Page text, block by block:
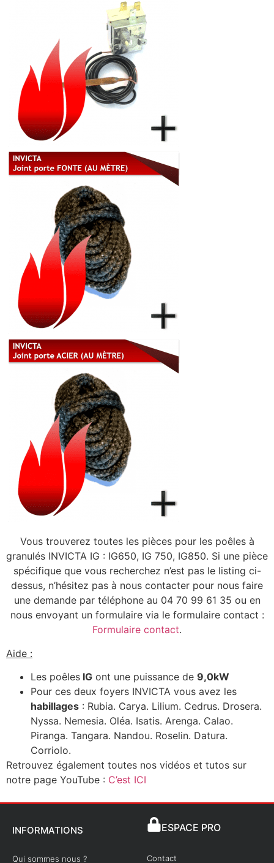
Vous trouverez toutes les pièces pour les poêles à
granulés INVICTA IG : IG650, IG 750, IG850. Si une pièce
spécifique que vous recherchez n’est pas le listing ci-
dessus, n’hésitez pas à nous contacter pour nous faire
une demande par téléphone au 04 70 99 61 35 ou en
nous envoyant un formulaire via le formulaire contact :
Formulaire contact.
Aide :
Les poêles IG ont une puissance de 9,0kW
Pour ces deux foyers INVICTA vous avez les
habillages : Rubia. Carya. Lilium. Cedrus. Drosera.
Nyssa. Nemesia. Oléa. Isatis. Arenga. Calao.
Piranga. Tangara. Nandou. Roselin. Datura.
Corriolo.
Retrouvez également toutes nos vidéos et tutos sur
notre page YouTube : C’est ICI
INFORMATIONS
Qui sommes nous ?
ESPACE PRO
Contact